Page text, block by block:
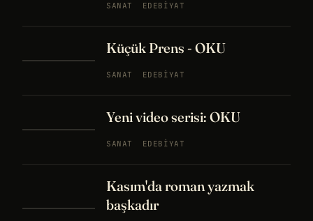
SANAT EDEBIYAT
Küçük Prens - OKU
SANAT EDEBIYAT
Yeni video serisi: OKU
SANAT EDEBIYAT
Kasım'da roman yazmak
başkadır